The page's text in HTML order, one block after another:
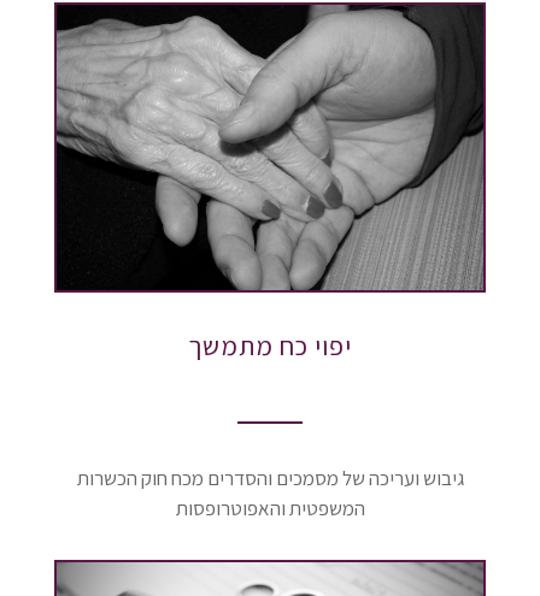
יפוי כח מתמשך
גיבוש ועריכה של מסמכים והסדרים מכח חוק הכשרות
המשפטית והאפוטרופסות